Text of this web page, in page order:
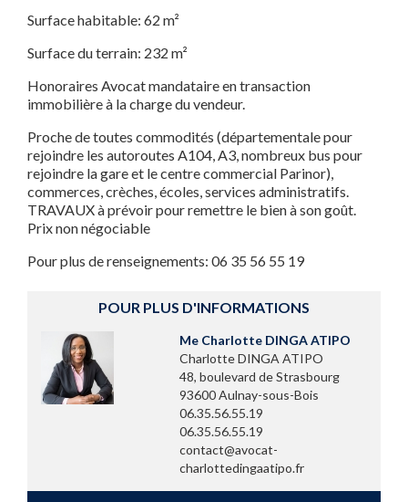
Surface habitable: 62 m²
Surface du terrain: 232 m²
Honoraires Avocat mandataire en transaction
immobilière à la charge du vendeur.
Proche de toutes commodités (départementale pour
rejoindre les autoroutes A104, A3, nombreux bus pour
rejoindre la gare et le centre commercial Parinor),
commerces, crèches, écoles, services administratifs.
TRAVAUX à prévoir pour remettre le bien à son goût.
Prix non négociable
Pour plus de renseignements: 06 35 56 55 19
POUR PLUS D'INFORMATIONS
Me Charlotte DINGA ATIPO
Charlotte DINGA ATIPO
48, boulevard de Strasbourg
93600 Aulnay-sous-Bois
06.35.56.55.19
06.35.56.55.19
contact@avocat-
charlottedingaatipo.fr